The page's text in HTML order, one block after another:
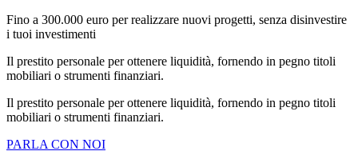
Fino a 300.000 euro per realizzare nuovi progetti, senza disinvestire
i tuoi investimenti
Il prestito personale per ottenere liquidità, fornendo in pegno titoli
mobiliari o strumenti finanziari.
Il prestito personale per ottenere liquidità, fornendo in pegno titoli
mobiliari o strumenti finanziari.
PARLA CON NOI